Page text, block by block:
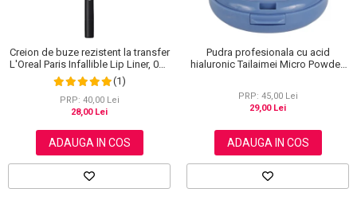
Creion de buze rezistent la transfer
L'Oreal Paris Infallible Lip Liner, 001
Highlight On Point
(1)
PRP: 40,00 Lei
28,00 Lei
ADAUGA IN COS
Pudra profesionala cu acid
hialuronic Tailaimei Micro Powder,
PRP: 45,00 Lei
29,00 Lei
ADAUGA IN COS